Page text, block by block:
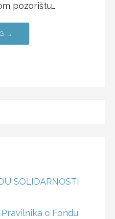
pozorištu…
→
SOLIDARNOSTI
o Fondu